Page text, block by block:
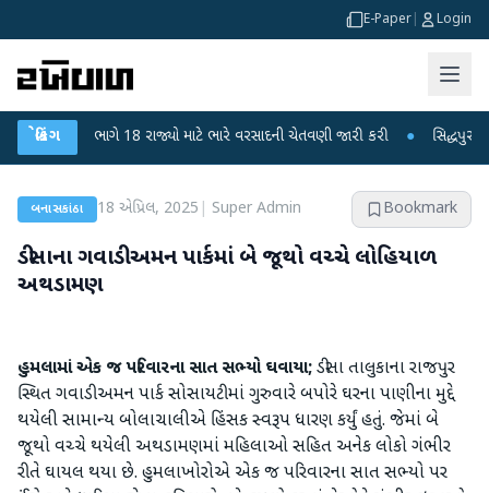
E-Paper Login
બ્રેકિંગ
વિભાગે 18 રાજ્યો માટે ભારે વરસાદની ચેતવણી જારી કરી ● સિદ્ધપુરથી બોમ્બ
બનાસકાંઠા 18 એપ્રિલ, 2025 Super Admin Bookmark
ડીસાના ગવાડી અમન પાર્કમાં બે જૂથો વચ્ચે લોહિયાળ
અથડામણ
હુમલામાં એક જ પરિવારના સાત સભ્યો ઘવાયા;ડીસા તાલુકાના રાજપુર
સ્થિત ગવાડી અમન પાર્ક સોસાયટીમાં ગુરુવારે બપોરે ઘરના પાણીના મુદ્દે
થયેલી સામાન્ય બોલાચાલીએ હિંસક સ્વરૂપ ધારણ કર્યું હતું. જેમાં બે
જૂથો વચ્ચે થયેલી અથડામણમાં મહિલાઓ સહિત અનેક લોકો ગંભીર
રીતે ઘાયલ થયા છે. હુમલાખોરોએ એક જ પરિવારના સાત સભ્યો પર